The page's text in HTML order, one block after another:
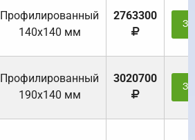
Профилированный
140х140 мм
2763300
Профилированный
190х140 мм
3020700